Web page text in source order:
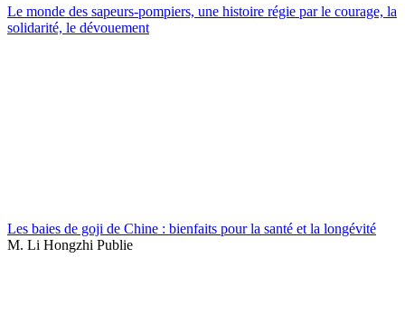
Le monde des sapeurs-pompiers, une histoire régie par le courage, la
solidarité, le dévouement
Les baies de goji de Chine : bienfaits pour la santé et la longévité
M. Li Hongzhi Publie